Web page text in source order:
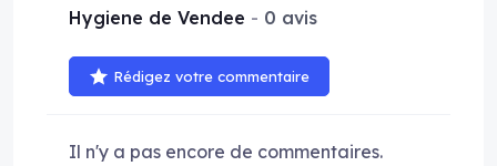
Hygiene de Vendee 0 avis
Rédigez votre commentaire
Il n'y a pas encore de commentaires.